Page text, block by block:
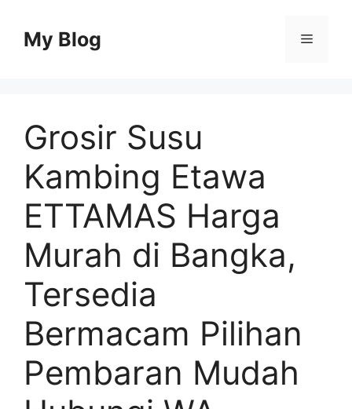
contentMy Blog Menu
Grosir Susu
Kambing Etawa
ETTAMAS Harga
Murah di Bangka,
Tersedia
Bermacam Pilihan
Pembaran Mudah